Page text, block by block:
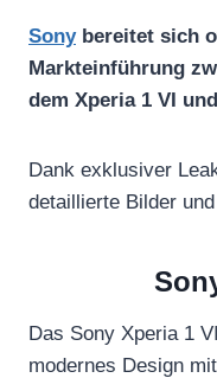
Sonybereitet sich
Markteinführung
dem Xperia 1 VI
Dank exklusiver
detaillierte Bilder
Das Sony Xperia 1
modernes Design